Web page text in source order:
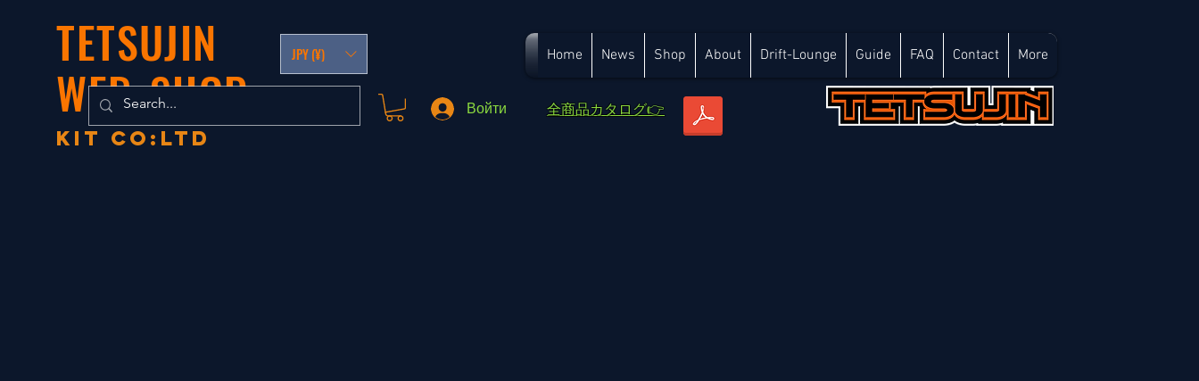
TETSUJIN
WEB-SHOP
KIT co:LTD
JPY (¥) Home News Shop About Drift-Lounge Guide FAQ Contact More
Войти ​全商品カタログ👉